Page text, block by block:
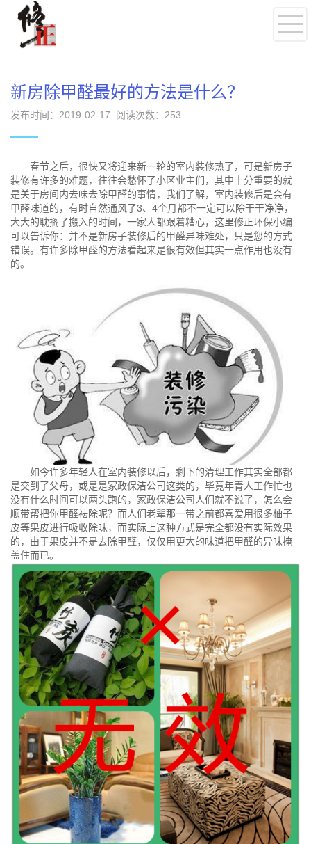
新房除甲醛最好的方法是什么？
发布时间：2019-02-17 阅读次数： 253
春节之后，很快又将迎来新一轮的室内装修热了，可是新房子
装修有许多的难题，往往会愁怀了小区业主们，其中十分重要的就
是关于房间内去味去除甲醛的事情，我们了解，室内装修后是会有
甲醛味道的，有时自然通风了3、4个月都不一定可以除干干净净，
大大的耽搁了搬入的时间，一家人都跟着糟心，这里修正环保小编
可以告诉你：并不是新房子装修后的甲醛异味难处，只是您的方式
错误。有许多除甲醛的方法看起来是很有效但其实一点作用也没有
的。
如今许多年轻人在室内装修以后，剩下的清理工作其实全部都
是交到了父母，或是是家政保洁公司这类的，毕竟年青人工作忙也
没有什么时间可以两头跑的，家政保洁公司人们就不说了，怎么会
顺带帮把你甲醛祛除呢？而人们老辈那一带之前都喜爱用很多柚子
皮等果皮进行吸收除味，而实际上这种方式是完全都没有实际效果
的，由于果皮并不是去除甲醛，仅仅用更大的味道把甲醛的异味掩
盖住而已。